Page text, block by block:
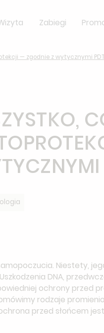
Zabiegi
— zgodnie z wytycznymi PDT
Niestety,
DNA,
ochrony przed
rodzaje
przed słońcem